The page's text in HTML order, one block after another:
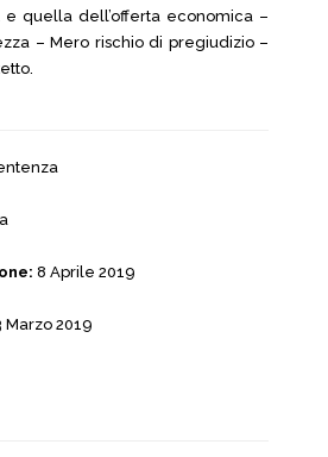
e quella dell’offerta economica –
– Mero rischio di pregiudizio –
8 Aprile 2019
Marzo 2019